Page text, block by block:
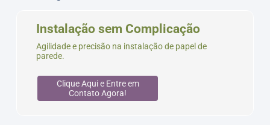
Instalação sem Complicação
Agilidade e precisão na instalação de papel de
parede.
Clique Aqui e Entre em
Contato Agora!